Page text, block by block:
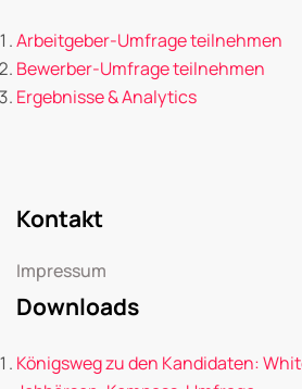
Arbeitgeber-Umfrage teilnehmen
Bewerber-Umfrage teilnehmen
Ergebnisse & Analytics
Kontakt
Impressum
Downloads
Königsweg zu den Kandidaten: